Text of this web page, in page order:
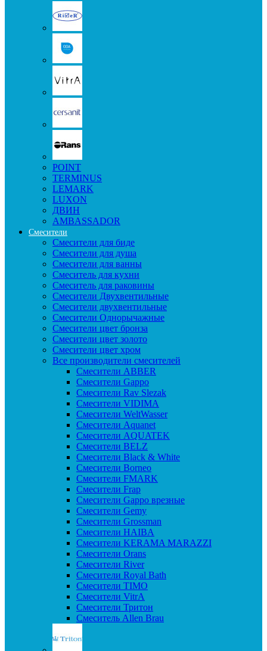
POINT
TERMINUS
LEMARK
LUXON
ДВИН
AMBASSADOR
Смесители
Смесители для биде
Смесители для душа
Смесители для ванны
Смеситель для кухни
Смеситель для раковины
Смесители Двухвентильные
Смесители двухвентильные
Смесители Однорычажные
Смесители цвет бронза
Смесители цвет золото
Смесители цвет хром
Все производители смесителей
Cмесители ABBER
Cмесители Gappo
Cмесители Rav Slezak
Cмесители VIDIMA
Cмесители WeltWasser
Смесители Aquanet
Смесители AQUATEK
Смесители BELZ
Смесители Black & White
Смесители Borneo
Смесители FMARK
Смесители Frap
Смесители Gappo врезные
Смесители Gemy
Смесители Grossman
Смесители HAIBA
Смесители KERAMA MARAZZI
Смесители Orans
Смесители River
Смесители Royal Bath
Смесители TIMO
Смесители VitrA
Смесители Тритон
Смеситель Allen Brau